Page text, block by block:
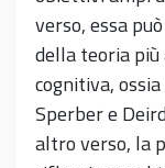
verso, essa
della teoria
cognitiva,
Sperber e
altro verso, la